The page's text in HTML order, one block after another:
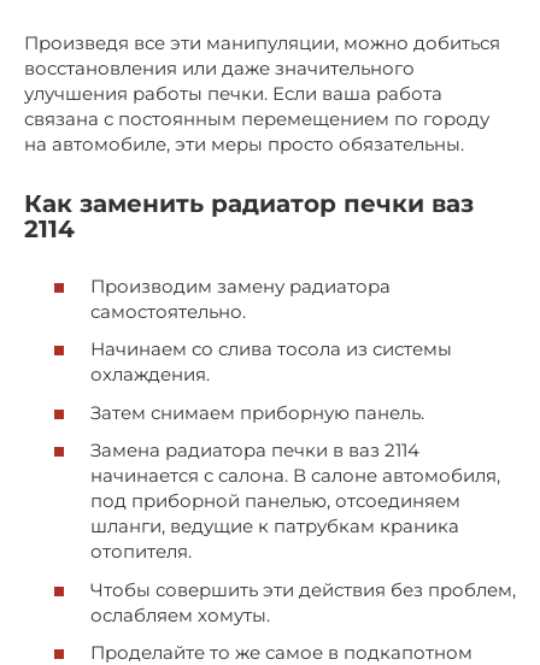
Произведя все эти манипуляции, можно добиться
восстановления или даже значительного
улучшения работы печки. Если ваша работа
связана с постоянным перемещением по городу
на автомобиле, эти меры просто обязательны.
Как заменить радиатор печки ваз
2114
Производим замену радиатора
самостоятельно.
Начинаем со слива тосола из системы
охлаждения.
Затем снимаем приборную панель.
Замена радиатора печки в ваз 2114
начинается с салона. В салоне автомобиля,
под приборной панелью, отсоединяем
шланги, ведущие к патрубкам краника
отопителя.
Чтобы совершить эти действия без проблем,
ослабляем хомуты.
Проделайте то же самое в подкапотном